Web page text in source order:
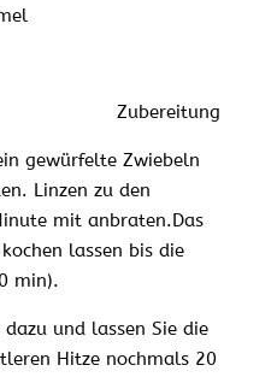
gewürfelte Zwiebeln
Linzen zu den
mit anbraten.Das
lassen bis die
min).
dazu und lassen Sie die
Hitze nochmals 20